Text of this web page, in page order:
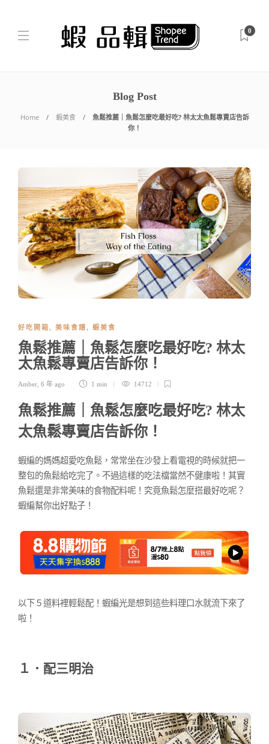
0
Blog Post
Home 蝦美食
魚鬆推薦｜魚鬆怎麼吃最好吃? 林太太魚鬆專賣店告訴
你！
好吃開箱, 美味食譜, 蝦美食
魚鬆推薦｜魚鬆怎麼吃最好吃? 林太
太魚鬆專賣店告訴你！
Amber 6 年 ago 1 min 14712
魚鬆推薦｜魚鬆怎麼吃最好吃? 林太
太魚鬆專賣店告訴你！
蝦編的媽媽超愛吃魚鬆，常常坐在沙發上看電視的時候就把一
整包的魚鬆給吃完了。不過這樣的吃法檔當然不健康啦！其實
魚鬆還是非常美味的食物配料呢！究竟魚鬆怎麼搭最好吃呢？
蝦編幫你出好點子！
以下５道料裡輕鬆配！蝦編光是想到這些料理口水就流下來了
啦！
１．配三明治